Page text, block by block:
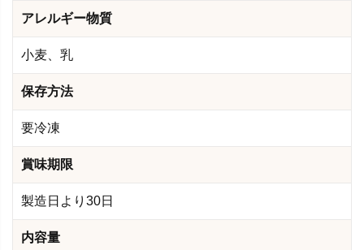
アレルギー物質
小麦、乳
保存方法
要冷凍
賞味期限
製造日より30日
内容量